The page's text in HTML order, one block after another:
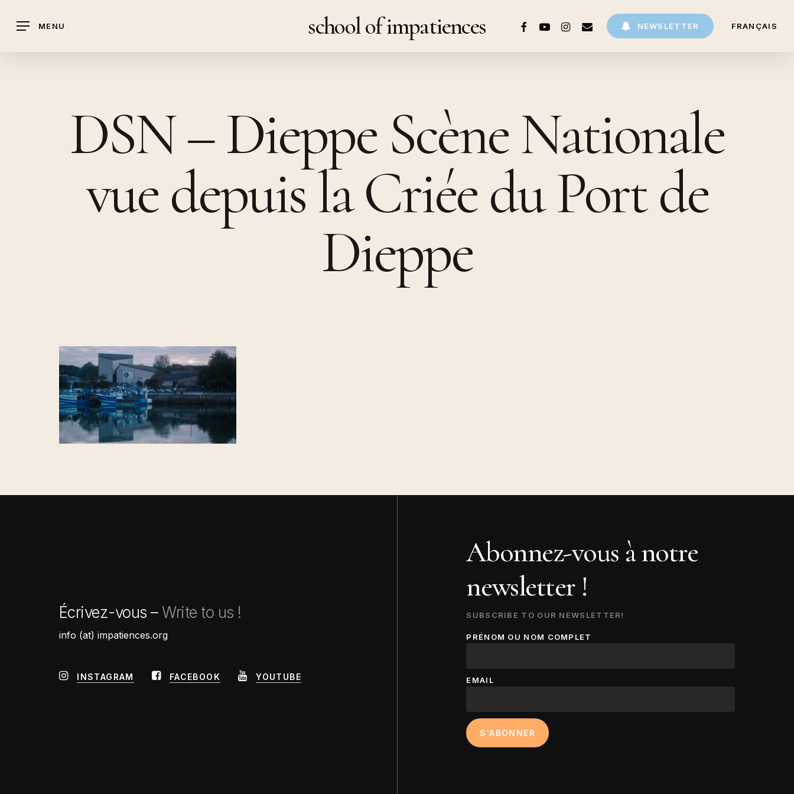
school of impatiences
MENU NEWSLETTER FRANÇAIS
FACEBOOKYOUTUBEINSTAGRAM
EMAIL
DSN – Dieppe Scène Nationale
vue depuis la Criée du Port de
Dieppe
Écrivez-vous –Write to us !
info (at) impatiences.org
INSTAGRAM FACEBOOK YOUTUBE
Abonnez-vous à notre
newsletter !
SUBSCRIBE TO OUR NEWSLETTER!
PRÉNOM OU NOM COMPLET
EMAIL